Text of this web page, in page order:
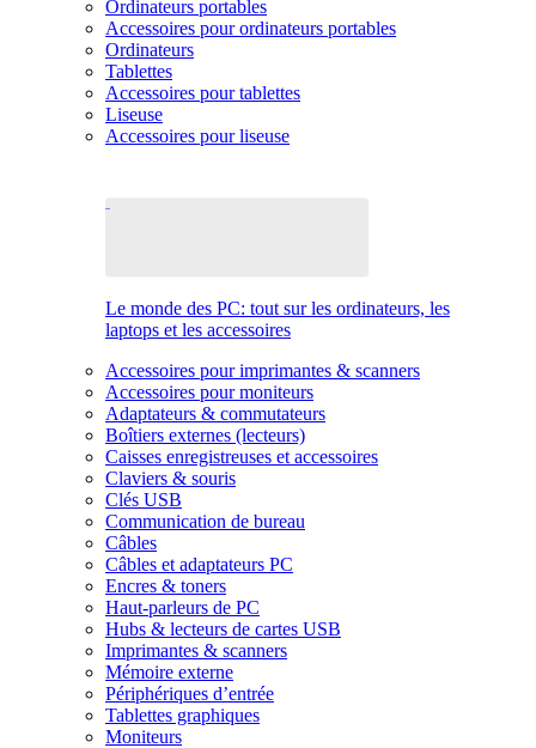
Ordinateurs portables
Accessoires pour ordinateurs portables
Ordinateurs
Tablettes
Accessoires pour tablettes
Liseuse
Accessoires pour liseuse
Le monde des PC: tout sur les ordinateurs, les
laptops et les accessoires
Accessoires pour imprimantes & scanners
Accessoires pour moniteurs
Adaptateurs & commutateurs
Boîtiers externes (lecteurs)
Caisses enregistreuses et accessoires
Claviers & souris
Clés USB
Communication de bureau
Câbles
Câbles et adaptateurs PC
Encres & toners
Haut-parleurs de PC
Hubs & lecteurs de cartes USB
Imprimantes & scanners
Mémoire externe
Périphériques d’entrée
Tablettes graphiques
Moniteurs